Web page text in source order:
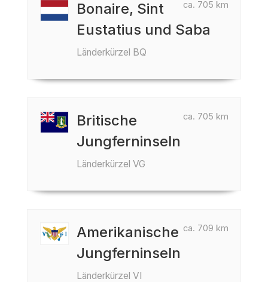
ca. 705 km
Bonaire, Sint
Eustatius und Saba
Länderkürzel BQ
ca. 705 km
Britische
Jungferninseln
Länderkürzel VG
ca. 709 km
Amerikanische
Jungferninseln
Länderkürzel VI